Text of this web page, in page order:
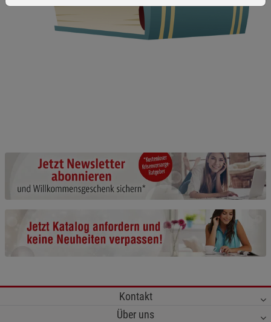
Kontakt
Über uns
Beschreibung Notwendige Cookies
Cookie-Informationenanzeigen
Funktionale Cookies (1) Funktionale
Beschreibung Funktionale Cookies
anzeigen
Statistik Cookies (2) Statistik Cookies
Beschreibung Statistik Cookies